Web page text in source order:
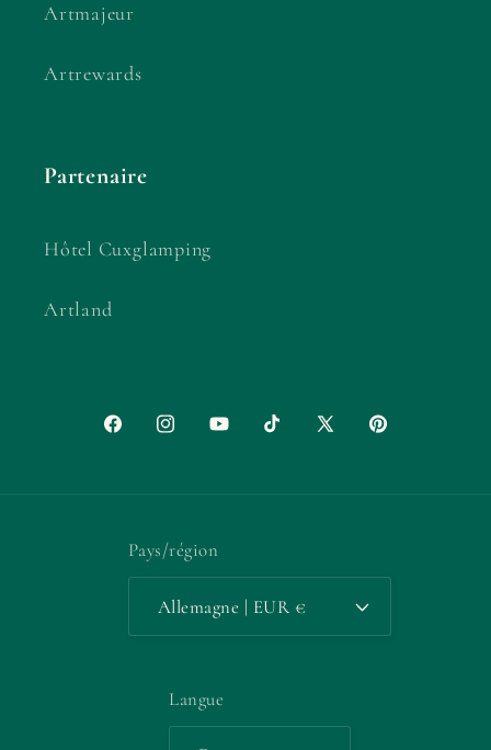
Artmajeur
Artrewards
Partenaire
Hôtel Cuxglamping
Artland
FacebookInstagramYouTubeTikTokX
Pinterest
Pays/région
Allemagne | EUR €
Langue